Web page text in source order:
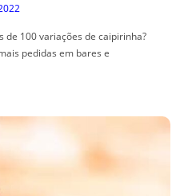
de 100 variações de caipirinha?
pedidas em bares e